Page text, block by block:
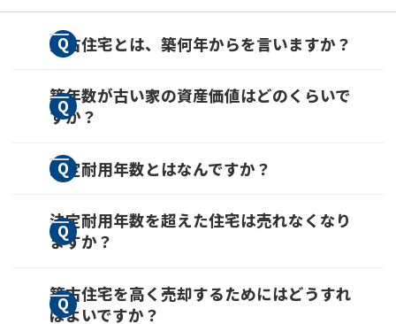
築古住宅とは、築何年からを言いますか？
築古住宅に明確な定義はありませんが、おおむ
ね築30年以上からとされています。
築年数が古い家の資産価値はどのくらいで
すか？
物件ごとによりますが、木造戸建ては20~25年
値のみで取引される傾向があります。一方、鉄
筋コンクリート造のマンションだと、築47年時
す。
法定耐用年数とはなんですか？
法定耐用年数とは、固定資産の構造や用途ごと
に定められた、税法上の耐用年数です。あくま
用可能な年数ではありませんが、法定耐用年数
法定耐用年数を超えた住宅は売れなくなり
ますか？
法定耐用年数を超えても住めないわけではない
ので、売却は可能です。ただし、買主を見つけ
築古住宅を高く売却するためにはどうすれ
ばよいですか？